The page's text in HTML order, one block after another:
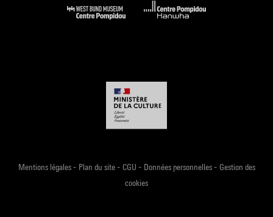
Mentions légales- Plan du site- CGU - Données personnelles- Gestion des
cookies